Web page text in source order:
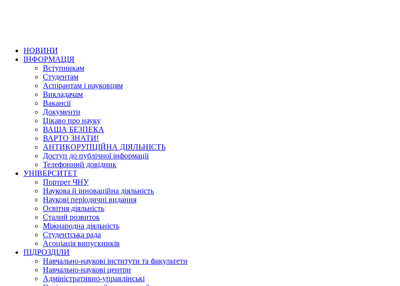
НОВИНИ
ІНФОРМАЦІЯ
Вступникам
Студентам
Аспірантам і науковцям
Викладачам
Вакансії
Документи
Цікаво про науку
ВАША БЕЗПЕКА
ВАРТО ЗНАТИ!
АНТИКОРУПЦІЙНА ДІЯЛЬНІСТЬ
Доступ до публічної інформації
Телефонний довідник
УНІВЕРСИТЕТ
Портрет ЧНУ
Наукова й інноваційна діяльність
Наукові періодичні видання
Освітня діяльність
Сталий розвиток
Міжнародна діяльність
Студентська рада
Асоціація випускників
ПІДРОЗДІЛИ
Навчально-наукові інститути та факультети
Навчально-наукові центри
Адміністративно-управлінські